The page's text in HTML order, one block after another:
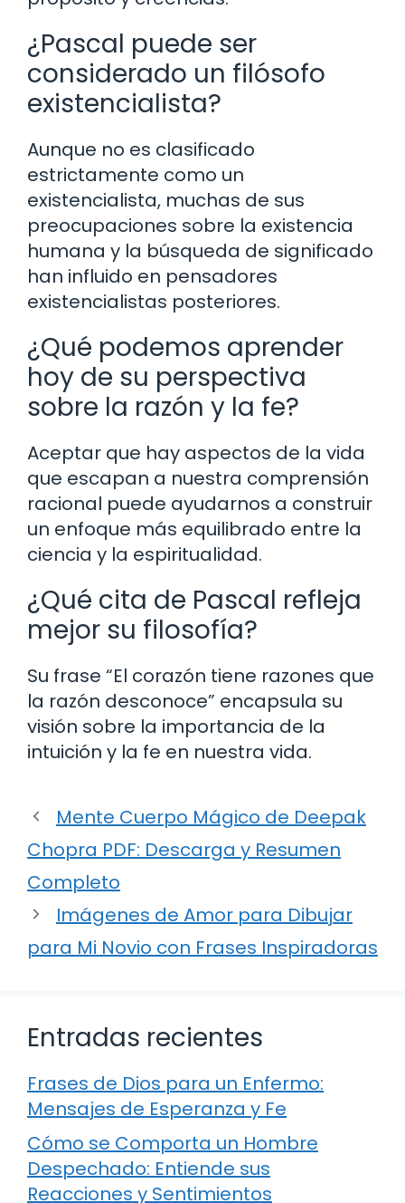
¿Pascal puede ser
considerado un filósofo
existencialista?
Aunque no es clasificado
estrictamente como un
existencialista, muchas de sus
preocupaciones sobre la existencia
humana y la búsqueda de significado
han influido en pensadores
existencialistas posteriores.
¿Qué podemos aprender
hoy de su perspectiva
sobre la razón y la fe?
Aceptar que hay aspectos de la vida
que escapan a nuestra comprensión
racional puede ayudarnos a construir
un enfoque más equilibrado entre la
ciencia y la espiritualidad.
¿Qué cita de Pascal refleja
mejor su filosofía?
Su frase “El corazón tiene razones que
la razón desconoce” encapsula su
visión sobre la importancia de la
intuición y la fe en nuestra vida.
Mente Cuerpo Mágico de Deepak
Chopra PDF: Descarga y Resumen
Completo
Imágenes de Amor para Dibujar
para Mi Novio con Frases Inspiradoras
Entradas recientes
Frases de Dios para un Enfermo:
Mensajes de Esperanza y Fe
Cómo se Comporta un Hombre
Despechado: Entiende sus
Reacciones y Sentimientos